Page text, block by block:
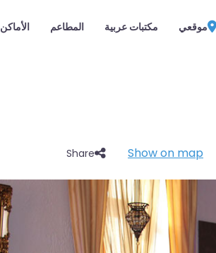
موقعي مكتبات عربية المطاعم الأماكن
Show on map
Share